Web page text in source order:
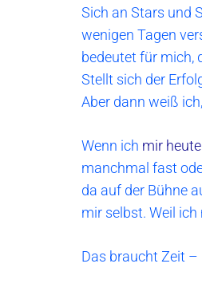
Sich an Stars und
wenigen Tagen
bedeutet für mich,
Stellt sich der
Aber dann weiß
Wenn ich mir
manchmal fast
da auf der Bühne
mir selbst. Weil
Das braucht Zeit –